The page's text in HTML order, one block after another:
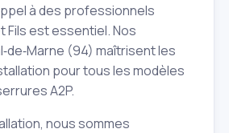
à des professionnels
Fils est essentiel. Nos
(94) maîtrisent les
pour tous les modèles
A2P.
nous sommes